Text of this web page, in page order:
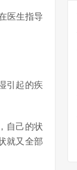
医生指导
引起的疾
自己的状
就又全部